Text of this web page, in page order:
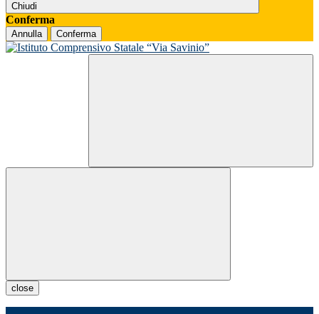
Chiudi
Conferma
Annulla Conferma
close